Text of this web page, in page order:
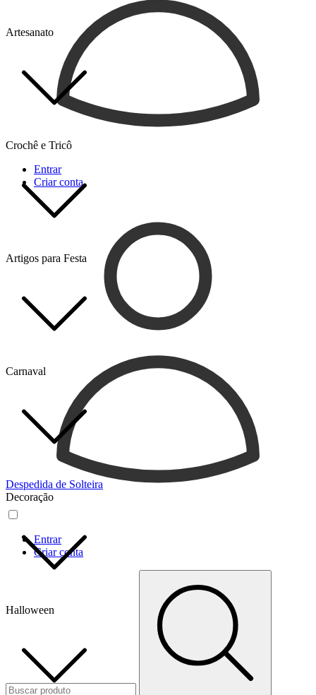
Artesanato
Crochê e Tricô
Artigos para Festa
Carnaval
Despedida de Solteira
Decoração
Halloween
Entrar
Criar conta
Entrar
Criar conta